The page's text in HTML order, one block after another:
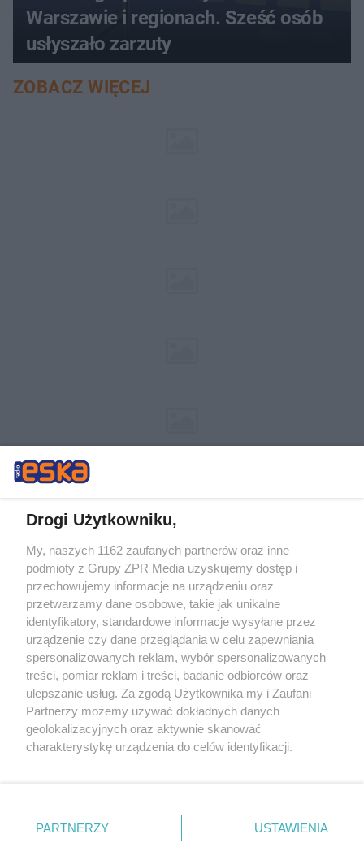
Warszawie i regionach. Sześć osób
usłyszało zarzuty
ZOBACZ WIĘCEJ
Żaden utwór zamieszczony w serwisie nie może być powielany i
rozpowszechniany lub dalej rozpowszechniany w jakikolwiek sposób (w
tym także elektroniczny lub mechaniczny) na jakimkolwiek polu
eksploatacji w jakiejkolwiek formie, włącznie z umieszczaniem w
Internecie bez pisemnej zgody właściciela praw. Jakiekolwiek użycie lub
wykorzystanie utworów w całości lub w części z naruszeniem prawa,
tzn. bez właściwej zgody, jest zabronione pod groźbą kary i może być
ścigane prawnie.
Drogi Użytkowniku,
My, naszych 1162 zaufanych partnerów oraz inne
podmioty z Grupy ZPR Media uzyskujemy dostęp i
przechowujemy informacje na urządzeniu oraz
przetwarzamy dane osobowe, takie jak unikalne
identyfikatory, standardowe informacje wysyłane przez
urządzenie czy dane przeglądania w celu zapewniania
spersonalizowanych reklam, wybór spersonalizowanych
treści, pomiar reklam i treści, badanie odbiorców oraz
ulepszanie usług. Za zgodą Użytkownika my i Zaufani
Partnerzy możemy używać dokładnych danych
geolokalizacyjnych oraz aktywnie skanować
charakterystykę urządzenia do celów identyfikacji.
zmienić/wycofać klikając przycisk ustawień prywatności
znajdujący się w lewym dolnym rogu strony
PARTNERZY USTAWIENIA